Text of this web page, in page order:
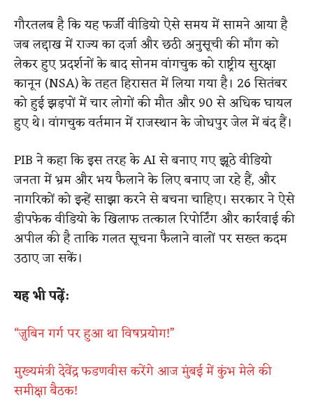
गौरतलब है कि यह फर्जी वीडियो ऐसे समय में सामने आया है
जब लद्दाख में राज्य का दर्जा और छठी अनुसूची की माँग को
लेकर हुए प्रदर्शनों के बाद सोनम वांगचुक को राष्ट्रीय सुरक्षा
कानून (NSA) के तहत हिरासत में लिया गया है। 26 सितंबर
को हुई झड़पों में चार लोगों की मौत और 90 से अधिक घायल
हुए थे। वांगचुक वर्तमान में राजस्थान के जोधपुर जेल में बंद हैं।
PIB ने कहा कि इस तरह के AI से बनाए गए झूठे वीडियो
जनता में भ्रम और भय फैलाने के लिए बनाए जा रहे हैं, और
नागरिकों को इन्हें साझा करने से बचना चाहिए। सरकार ने ऐसे
डीपफेक वीडियो के खिलाफ तत्काल रिपोर्टिंग और कार्रवाई की
अपील की है ताकि गलत सूचना फैलाने वालों पर सख्त कदम
उठाए जा सकें।
यह भी पढ़ें:
“ज़ुबिन गर्ग पर हुआ था विषप्रयोग!”
मुख्यमंत्री देवेंद्र फडणवीस करेंगे आज मुंबई में कुंभ मेले की
समीक्षा बैठक!